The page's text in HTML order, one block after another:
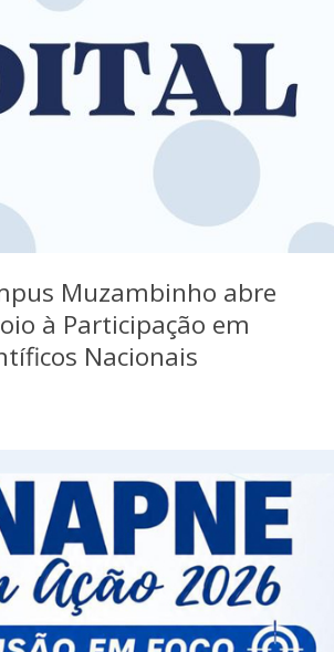
Muzambinho abre
à Participação em
Nacionais